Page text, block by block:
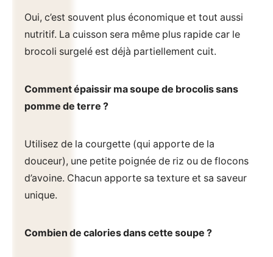
Oui, c’est souvent plus économique et tout aussi
nutritif. La cuisson sera même plus rapide car le
brocoli surgelé est déjà partiellement cuit.
Comment épaissir ma soupe de brocolis sans
pomme de terre ?
Utilisez de la courgette (qui apporte de la
douceur), une petite poignée de riz ou de flocons
d’avoine. Chacun apporte sa texture et sa saveur
unique.
Combien de calories dans cette soupe ?